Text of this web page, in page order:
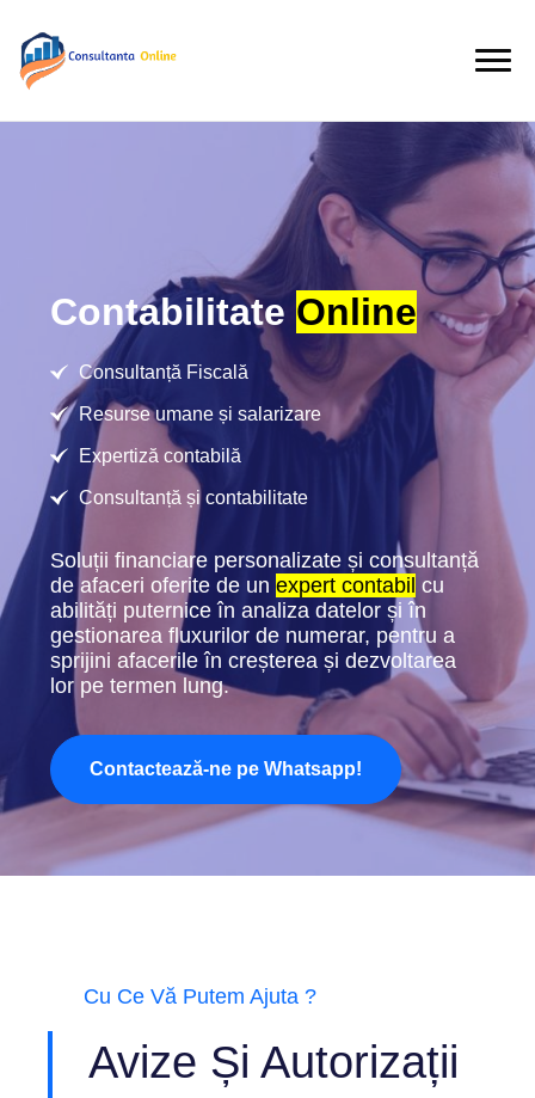
Contabilitate Online
Consultanță Fiscală
Resurse umane și salarizare
Expertiză contabilă
Consultanță și contabilitate
Soluții financiare personalizate și consultanță
de afaceri oferite de unexpert contabil cu
abilități puternice în analiza datelor și în
gestionarea fluxurilor de numerar, pentru a
sprijini afacerile în creșterea și dezvoltarea
lor pe termen lung.
Contactează-ne pe Whatsapp!
Cu Ce Vă Putem Ajuta ?
Avize Și Autorizații